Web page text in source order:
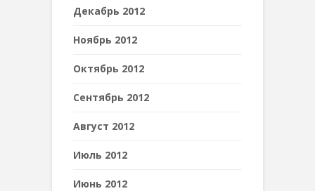
Декабрь 2012
Ноябрь 2012
Октябрь 2012
Сентябрь 2012
Август 2012
Июль 2012
Июнь 2012